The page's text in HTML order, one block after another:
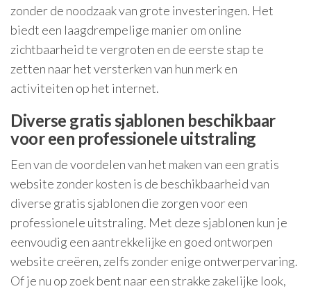
zonder de noodzaak van grote investeringen. Het
biedt een laagdrempelige manier om online
zichtbaarheid te vergroten en de eerste stap te
zetten naar het versterken van hun merk en
activiteiten op het internet.
Diverse gratis sjablonen beschikbaar
voor een professionele uitstraling
Een van de voordelen van het maken van een gratis
website zonder kosten is de beschikbaarheid van
diverse gratis sjablonen die zorgen voor een
professionele uitstraling. Met deze sjablonen kun je
eenvoudig een aantrekkelijke en goed ontworpen
website creëren, zelfs zonder enige ontwerpervaring.
Of je nu op zoek bent naar een strakke zakelijke look,